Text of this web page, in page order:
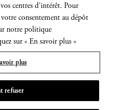
centres d’intérêt. Pour
consentement au dépôt
notre politique
sur « En savoir plus »
plus
refuser